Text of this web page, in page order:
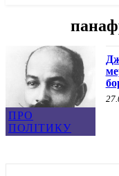
ПРО
ПОЛІТИКУ